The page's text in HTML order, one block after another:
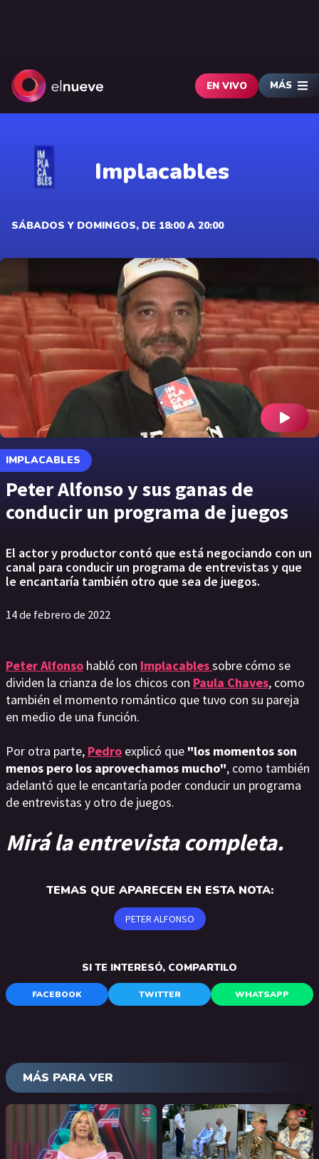
EN VIVO MÁS
Implacables
SÁBADOS Y DOMINGOS, DE 18:00 A 20:00
IMPLACABLES
Peter Alfonso y sus ganas de
conducir un programa de juegos
El actor y productor contó que está negociando con un
canal para conducir un programa de entrevistas y que
le encantaría también otro que sea de juegos.
14 de febrero de 2022
Peter Alfonso habló con Implacablessobre cómo se
dividen la crianza de los chicos con Paula Chaves, como
también el momento romántico que tuvo con su pareja
en medio de una función.
Por otra parte, Pedro explicó que "los momentos son
menos pero los aprovechamos mucho", como también
adelantó que le encantaría poder conducir un programa
de entrevistas y otro de juegos.
Mirá la entrevista completa.
TEMAS QUE APARECEN EN ESTA NOTA:
PETER ALFONSO
SI TE INTERESÓ, COMPARTILO
FACEBOOK TWITTER WHATSAPP
MÁS PARA VER